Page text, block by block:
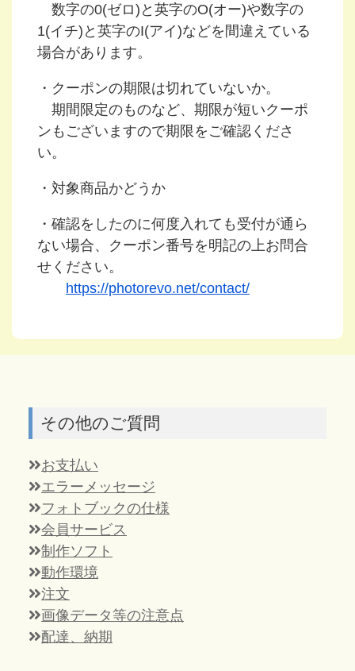
数字の0(ゼロ)と英字のO(オー)や数字の
1(イチ)と英字のI(アイ)などを間違えている
場合があります。
・クーポンの期限は切れていないか。
期間限定のものなど、期限が短いクーポ
ンもございますので期限をご確認くださ
い。
・対象商品かどうか
・確認をしたのに何度入れても受付が通ら
ない場合、クーポン番号を明記の上お問合
せください。
https://photorevo.net/contact/
その他のご質問
お支払い
エラーメッセージ
フォトブックの仕様
会員サービス
制作ソフト
動作環境
注文
画像データ等の注意点
配達、納期